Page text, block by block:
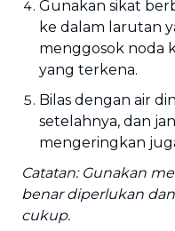
Gunakan sikat
ke dalam larutan
menggosok noda
yang terkena.
Bilas dengan air
setelahnya, dan
mengeringkan
Catatan: Gunakan
benar diperlukan
cukup.